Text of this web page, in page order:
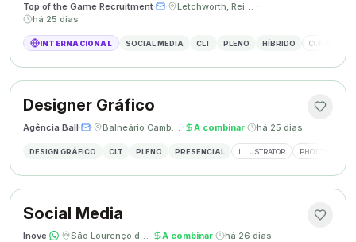
Top of the Game Recruitment· · Letchworth, Reino Unido ·
há 25 dias
INTERNACIONAL SOCIAL MEDIA CLT PLENO HÍBRIDO CONTENT
Designer Gráfico
Agência Ball· · Balneário Camboriú, SC · A combinar· há 25 dias
DESIGN GRÁFICO CLT PLENO PRESENCIAL ILLUSTRATOR PHOTOSHOP
Social Media
Inove· · São Lourenço do Oeste, SC · A combinar· há 26 dias